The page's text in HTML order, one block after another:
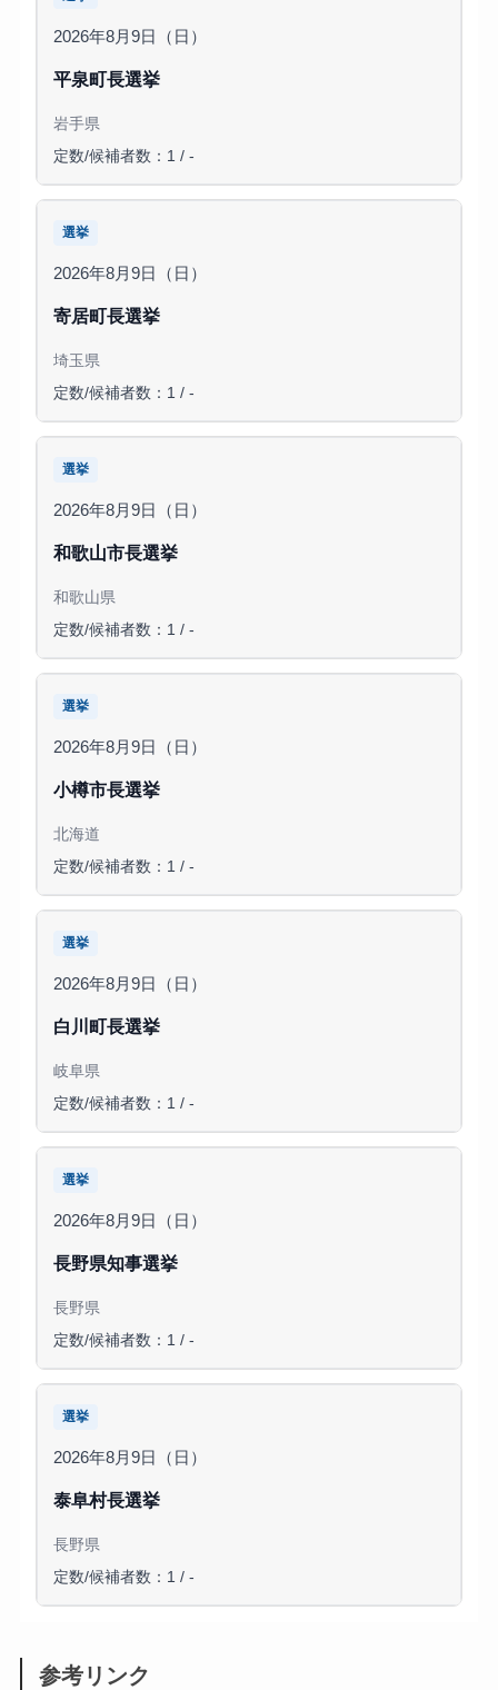
2026年8月9日（日）
平泉町長選挙
岩手県
定数/候補者数：1 / -
選挙
2026年8月9日（日）
寄居町長選挙
埼玉県
定数/候補者数：1 / -
選挙
2026年8月9日（日）
和歌山市長選挙
和歌山県
定数/候補者数：1 / -
選挙
2026年8月9日（日）
小樽市長選挙
北海道
定数/候補者数：1 / -
選挙
2026年8月9日（日）
白川町長選挙
岐阜県
定数/候補者数：1 / -
選挙
2026年8月9日（日）
長野県知事選挙
長野県
定数/候補者数：1 / -
選挙
2026年8月9日（日）
泰阜村長選挙
長野県
定数/候補者数：1 / -
参考リンク